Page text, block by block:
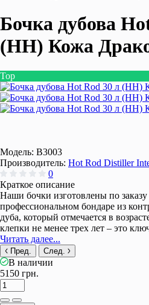
Бочка дубова
(HH) Кожа
Top
Модель: B3003
Производитель: Hot Rod Distiller
0
Краткое описание
Наши бочки изготовлены по
профессиональном бондаре из
дуба, который отмечается в
клепки не менее трех лет – это
Читать далее...
Пред. След.
В наличии
5150 грн.